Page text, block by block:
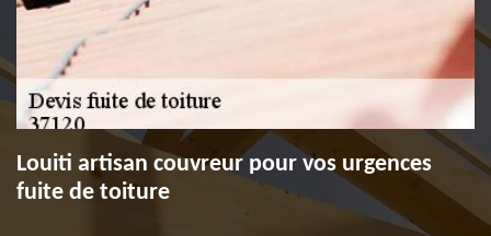
Louiti artisan couvreur pour vos urgences
fuite de toiture